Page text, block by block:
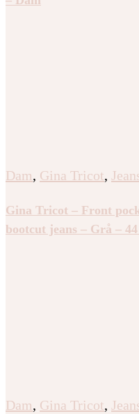
Dam, Gina Tricot,
Gina Tricot – Front
bootcut jeans – Grå –
Dam, Gina Tricot,